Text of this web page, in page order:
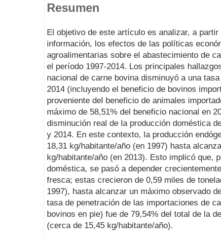
Resumen
El objetivo de este artículo es analizar, a
información, los efectos de las políticas
agroalimentarias sobre el abastecimiento de
el período 1997-2014. Los principales
nacional de carne bovina disminuyó a una
2014 (incluyendo el beneficio de bovinos
proveniente del beneficio de animales
máximo de 58,51% del beneficio nacional en
disminución real de la producción doméstica
y 2014. En este contexto, la producción
18,31 kg/habitante/año (en 1997) hasta
kg/habitante/año (en 2013). Esto implicó que,
doméstica, se pasó a depender
fresca; estas crecieron de 0,59 miles de
1997), hasta alcanzar un máximo observado
tasa de penetración de las importaciones de
bovinos en pie) fue de 79,54% del total de la
(cerca de 15,45 kg/habitante/año).